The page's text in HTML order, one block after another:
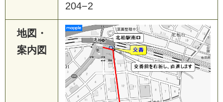
204−2
地図・
案内図